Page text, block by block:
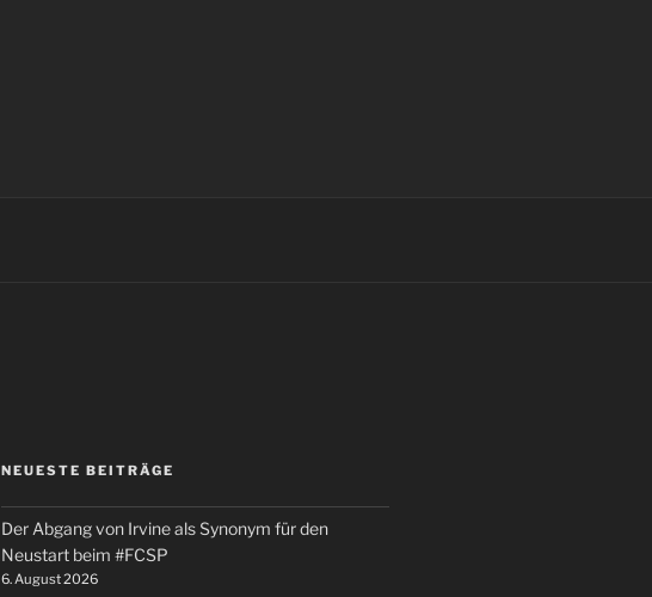
NEUESTE BEITRÄGE
Der Abgang von Irvine als Synonym für den
Neustart beim #FCSP
6. August 2026